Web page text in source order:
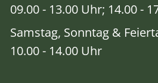
09.00 - 13.00 Uhr; 14.00 -
Samstag, Sonntag &
10.00 - 14.00 Uhr